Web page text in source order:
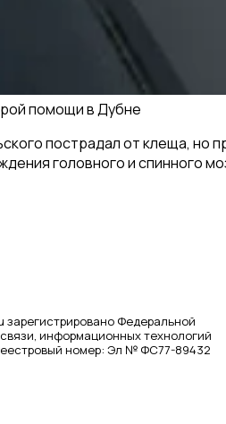
помощи в Дубне
пострадал от клеща, но
головного и спинного
зарегистрировано Федеральной
информационных технологий
номер: Эл № ФС77-89432